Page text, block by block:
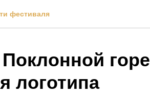
фестиваля
горе
логотипа